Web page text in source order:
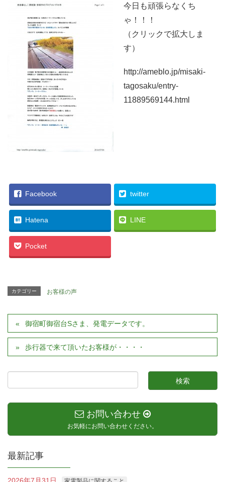
今日も頑張らなくち
ゃ！！！
（クリックで拡大しま
す）
http://ameblo.jp/misaki-
tagosaku/entry-
11889569144.html
Facebook twitter
Hatena LINE
Pocket
カテゴリー お客様の声
御宿町御宿台Sさま、発電データです。
歩行器で来て頂いたお客様が・・・・
お問い合わせ
お気軽にお問い合わせください。
最新記事